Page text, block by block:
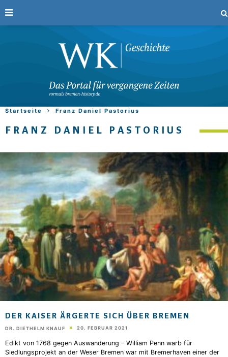
Startseite Franz Daniel Pastorius
FRANZ DANIEL PASTORIUS
DER KAISER ÄRGERTE SICH ÜBER BREMEN
DR. DIETHELM KNAUF 20. FEBRUAR 2021
Edikt von 1768 gegen Auswanderung – William Penn warb für
Siedlungsprojekt an der Weser Bremen war mit Bremerhaven einer der